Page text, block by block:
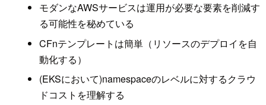
モダンなAWSサービスは運用が必要な要素を削減す
る可能性を秘めている
CFnテンプレートは簡単（リソースのデプロイを自
動化する）
(EKSにおいて)namespaceのレベルに対するクラウ
ドコストを理解する